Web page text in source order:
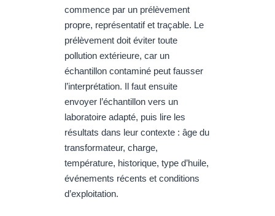
commence par un prélèvement
propre, représentatif et traçable. Le
prélèvement doit éviter toute
pollution extérieure, car un
échantillon contaminé peut fausser
l’interprétation. Il faut ensuite
envoyer l’échantillon vers un
laboratoire adapté, puis lire les
résultats dans leur contexte : âge du
transformateur, charge,
température, historique, type d’huile,
événements récents et conditions
d’exploitation.